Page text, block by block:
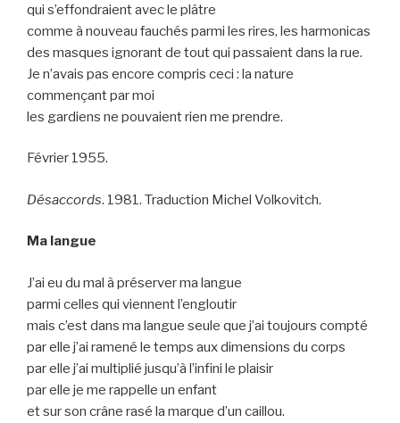
qui s’effondraient avec le plâtre
comme à nouveau fauchés parmi les rires, les harmonicas
des masques ignorant de tout qui passaient dans la rue.
Je n’avais pas encore compris ceci : la nature
commençant par moi
les gardiens ne pouvaient rien me prendre.
Février 1955.
Désaccords. 1981. Traduction Michel Volkovitch.
Ma langue
J’ai eu du mal à préserver ma langue
parmi celles qui viennent l’engloutir
mais c’est dans ma langue seule que j’ai toujours compté
par elle j’ai ramené le temps aux dimensions du corps
par elle j’ai multiplié jusqu’à l’infini le plaisir
par elle je me rappelle un enfant
et sur son crâne rasé la marque d’un caillou.